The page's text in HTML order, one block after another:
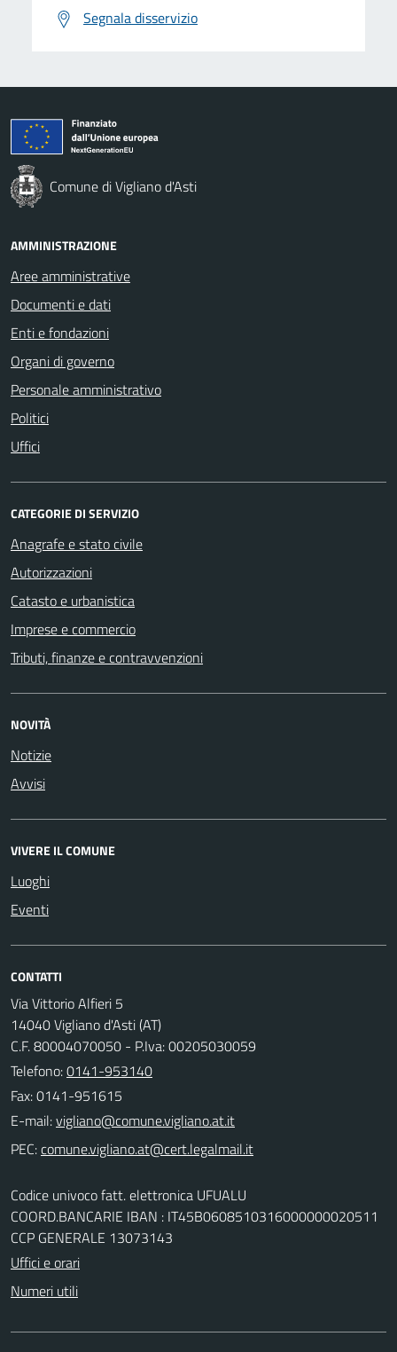
Segnala disservizio
Comune di Vigliano d'Asti
AMMINISTRAZIONE
Aree amministrative
Documenti e dati
Enti e fondazioni
Organi di governo
Personale amministrativo
Politici
Uffici
CATEGORIE DI SERVIZIO
Anagrafe e stato civile
Autorizzazioni
Catasto e urbanistica
Imprese e commercio
Tributi, finanze e contravvenzioni
NOVITÀ
Notizie
Avvisi
VIVERE IL COMUNE
Luoghi
Eventi
CONTATTI
Via Vittorio Alfieri 5
14040 Vigliano d'Asti (AT)
C.F. 80004070050 - P.Iva: 00205030059
Telefono:0141-953140
Fax: 0141-951615
E-mail:
PEC:
Codice univoco fatt. elettronica UFUALU
COORD.BANCARIE IBAN : IT45B0608510316000000020511
CCP GENERALE 13073143
Uffici e orari
Numeri utili